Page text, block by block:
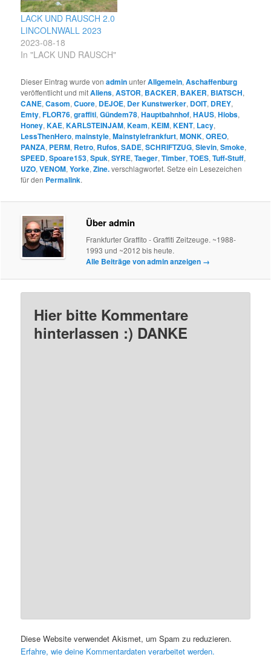
LACK UND RAUSCH 2.0
LINCOLNWALL 2023
2023-08-18
In "LACK UND RAUSCH"
Dieser Eintrag wurde vonadminunterAllgemein,Aschaffenburg
veröffentlicht und mitAliens,ASTOR, BACKER, BAKER, BIATSCH,
CANE,Casom,Cuore, DEJOE, Der Kunstwerker, DOIT, DREY,
Emty,FLOR76,graffiti,Gündem78,Hauptbahnhof,HAUS,Hiobs,
Honey,KAE,KARLSTEINJAM,Keam,KEIM,KENT, Lacy,
LessThenHero,mainstyle,Mainstylefrankfurt,MONK,OREO,
PANZA, PERM, Retro, Rufos,SADE,SCHRIFTZUG,Slevin,Smoke,
SPEED,Spoare153,Spuk,SYRE,Taeger,Timber,TOES,Tuff-Stuff,
UZO,VENOM,Yorke,Zine.verschlagwortet. Setze ein Lesezeichen
für den Permalink.
Über admin
Frankfurter Graffito - Graffiti Zeitzeuge. ~1988-
1993 und ~2012 bis heute.
Alle Beiträge von admin anzeigen →
Hier bitte Kommentare
hinterlassen :) DANKE
Diese Website verwendet Akismet, um Spam zu reduzieren.
Erfahre, wie deine Kommentardaten verarbeitet werden.